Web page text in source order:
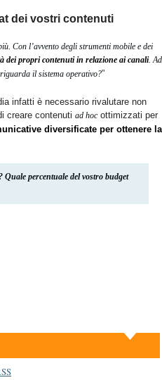
dei vostri contenuti
Con l’avvento degli strumenti mobile e dei
dei propri contenuti in relazione ai canali. Ad
il sistema operativo?”
infatti è necessario rivalutare non
creare contenuti ad hocottimizzati per
diversificate per ottenere la
Quale percentuale del vostro budget